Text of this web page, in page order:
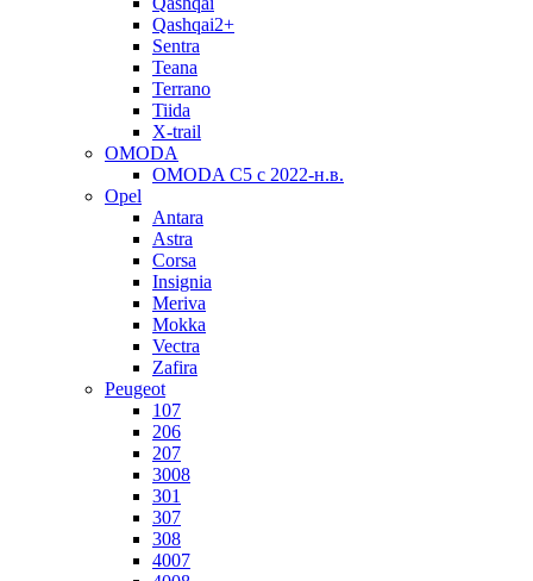
Qashqai2+
Sentra
Teana
Terrano
Tiida
X-trail
OMODA
OMODA C5 c 2022-н.в.
Opel
Antara
Astra
Corsa
Insignia
Meriva
Mokka
Vectra
Zafira
Peugeot
107
206
207
3008
301
307
308
4007